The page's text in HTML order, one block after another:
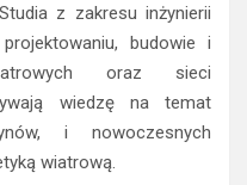
z zakresu inżynierii
budowie i
oraz sieci
wiedzę na temat
i nowoczesnych
wiatrową.